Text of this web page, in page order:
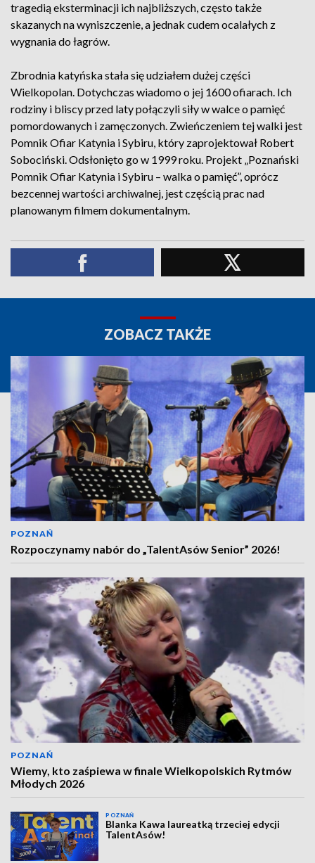
tragedią eksterminacji ich najbliższych, często także
skazanych na wyniszczenie, a jednak cudem ocalałych z
wygnania do łagrów.
Zbrodnia katyńska stała się udziałem dużej części
Wielkopolan. Dotychczas wiadomo o jej 1600 ofiarach. Ich
rodziny i bliscy przed laty połączyli siły w walce o pamięć
pomordowanych i zamęczonych. Zwieńczeniem tej walki jest
Pomnik Ofiar Katynia i Sybiru, który zaprojektował Robert
Sobociński. Odsłonięto go w 1999 roku. Projekt „Poznański
Pomnik Ofiar Katynia i Sybiru – walka o pamięć”, oprócz
bezcennej wartości archiwalnej, jest częścią prac nad
planowanym filmem dokumentalnym.
ZOBACZ TAKŻE
POZNAŃ
Rozpoczynamy nabór do „TalentAsów Senior” 2026!
POZNAŃ
Wiemy, kto zaśpiewa w finale Wielkopolskich Rytmów
Młodych 2026
POZNAŃ
Blanka Kawa laureatką trzeciej edycji
TalentAsów!